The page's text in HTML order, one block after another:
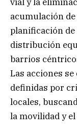
acumulación
planificación
distribución
barrios
Las acciones
definidas por
locales,
la movilidad y